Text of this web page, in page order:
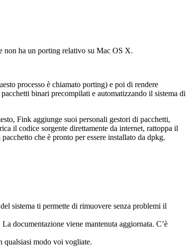
non ha un porting relativo su Mac OS X.
processo è chiamato porting) e poi di rendere
binari precompilati e automatizzando il sistema di
Fink aggiunge suoi personali gestori di pacchetti,
il codice sorgente direttamente da internet, rattoppa il
che è pronto per essere installato da dpkg.
sistema ti permette di rimuovere senza problemi il
documentazione viene mantenuta aggiornata. C’è
qualsiasi modo voi vogliate.